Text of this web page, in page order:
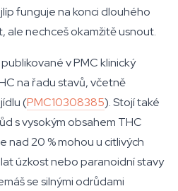
funguje na konci dlouhého
ale nechceš okamžitě usnout.
v PMC klinický
na řadu stavů, včetně
(PMC10308385). Stojí také
s vysokým obsahem THC
nad 20 % mohou u citlivých
úzkost nebo paranoidní stavy
se silnými odrůdami